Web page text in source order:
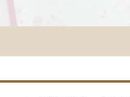
、変更の可能